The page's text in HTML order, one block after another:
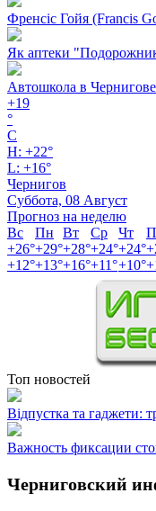
Френсіс Гойя (Francis
Як аптеки
Автошкола в
+19
°
C
H: +22°
L: +16°
Чернигов
Суббота, 08 Август
Прогноз на неделю
Вс
Пн Вт Ср Чт
+26°+29°+28°+24°+24°+
+12°+13°+16°+11°+10°+
Топ новостей
Відпустка та гаджети:
Важность фиксации
Черниговский